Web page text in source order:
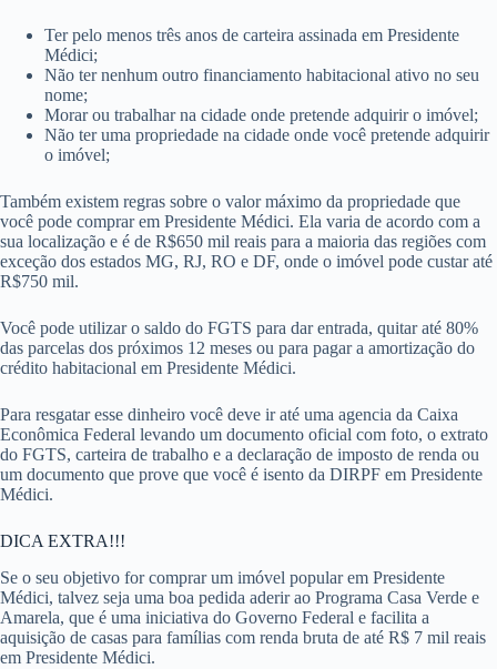
Ter pelo menos três anos de carteira assinada em Presidente
Médici;
Não ter nenhum outro financiamento habitacional ativo no seu
nome;
Morar ou trabalhar na cidade onde pretende adquirir o imóvel;
Não ter uma propriedade na cidade onde você pretende adquirir
o imóvel;
Também existem regras sobre o valor máximo da propriedade que
você pode comprar em Presidente Médici. Ela varia de acordo com a
sua localização e é de R$650 mil reais para a maioria das regiões com
exceção dos estados MG, RJ, RO e DF, onde o imóvel pode custar até
R$750 mil.
Você pode utilizar o saldo do FGTS para dar entrada, quitar até 80%
das parcelas dos próximos 12 meses ou para pagar a amortização do
crédito habitacional em Presidente Médici.
Para resgatar esse dinheiro você deve ir até uma agencia da Caixa
Econômica Federal levando um documento oficial com foto, o extrato
do FGTS, carteira de trabalho e a declaração de imposto de renda ou
um documento que prove que você é isento da DIRPF em Presidente
Médici.
DICA EXTRA!!!
Se o seu objetivo for comprar um imóvel popular em Presidente
Médici, talvez seja uma boa pedida aderir ao Programa Casa Verde e
Amarela, que é uma iniciativa do Governo Federal e facilita a
aquisição de casas para famílias com renda bruta de até R$ 7 mil reais
em Presidente Médici.